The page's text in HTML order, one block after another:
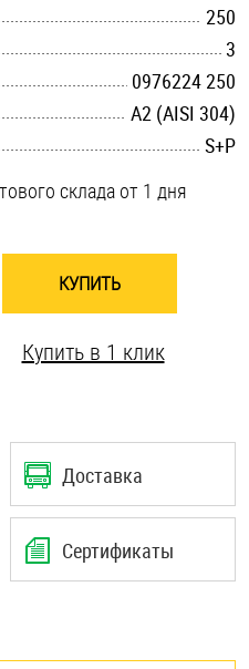
250
3
0976224 250
А2 (AISI 304)
S+P
склада от 1 дня
КУПИТЬ
Купить в 1 клик
Доставка
Сертификаты